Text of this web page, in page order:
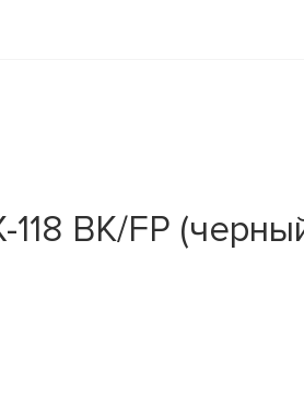
BK/FP